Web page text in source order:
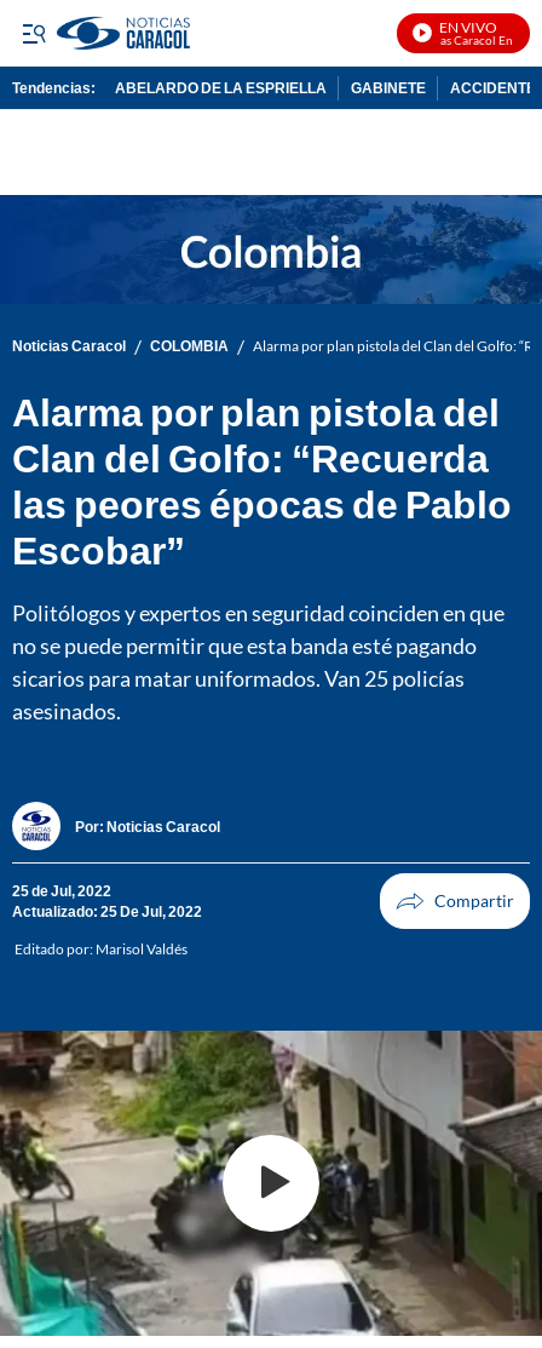
EN VIVO
Noticias Caracol En Vivo
Tendencias: ABELARDO DE LA ESPRIELLA GABINETE ACCIDENTE
Noticias Caracol / COLOMBIA / Alarma por plan pistola del Clan del Golfo:
Alarma por plan pistola del
Clan del Golfo: “Recuerda
las peores épocas de Pablo
Escobar”
Politólogos y expertos en seguridad coinciden en que
no se puede permitir que esta banda esté pagando
sicarios para matar uniformados. Van 25 policías
asesinados.
Por: Noticias Caracol
25 de Jul, 2022
Actualizado: 25 De Jul, 2022
Editado por: Marisol Valdés